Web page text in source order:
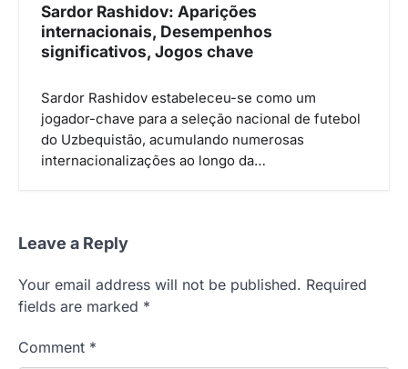
Sardor Rashidov: Aparições
internacionais, Desempenhos
significativos, Jogos chave
Sardor Rashidov estabeleceu-se como um
jogador-chave para a seleção nacional de futebol
do Uzbequistão, acumulando numerosas
internacionalizações ao longo da…
Leave a Reply
Your email address will not be published. Required
fields are marked *
Comment *